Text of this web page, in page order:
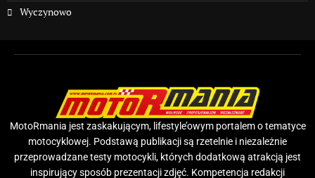
Wyczynowo
MotoRmania jest zaskakującym, lifestyle’owym portalem o tematyce
motocyklowej. Podstawą publikacji są rzetelnie i niezależnie
przeprowadzane testy motocykli, których dodatkową atrakcją jest
inspirujący sposób prezentacji zdjęć. Kompetencja redakcji